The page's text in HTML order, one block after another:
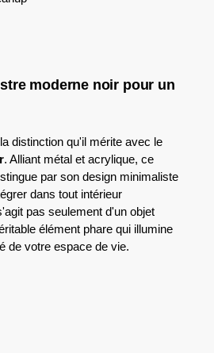
moderne noir pour un
distinction qu'il mérite avec le
. Alliant métal et acrylique, ce
par son design minimaliste
dans tout intérieur
pas seulement d'un objet
élément phare qui illumine
de votre espace de vie.